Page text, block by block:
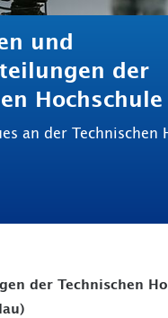
und
der
Hochschule
an der Technischen
der Technischen